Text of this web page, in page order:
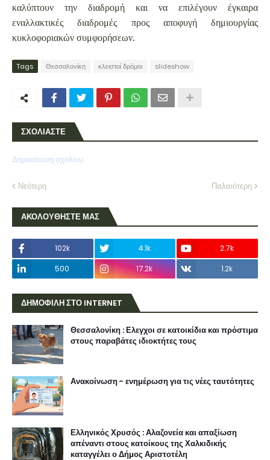
καλύπτουν την διαδρομή και να επιλέγουν έγκαιρα
εναλλακτικές διαδρομές προς αποφυγή δημιουργίας
κυκλοφοριακών συμφορήσεων.
Tags Θεσσαλονίκη κλειστοί δρόμοι slideshow
ΣΧΟΛΙΑΣΤΕ
Δημοσίευση σχολίου
Νεότερη Παλαιότερη
ΑΚΟΛΟΥΘΗΣΤΕ ΜΑΣ
102k 4.1k
2.7k
500
17.2k 1.2k
ΔΗΜΟΦΙΛΗ ΣΤΟ INTERNET
Θεσσαλονίκη : Ελεγχοι σε κατοικίδια και πρόστιμα
στους παραβάτες ιδιοκτήτες τους
Ανακοίνωση - ενημέρωση για τις νέες ταυτότητες
Ελληνικός Χρυσός : Αλαζονεία και απαξίωση
απέναντι στους κατοίκους της Χαλκιδικής
καταγγέλει ο Δήμος Αριστοτέλη